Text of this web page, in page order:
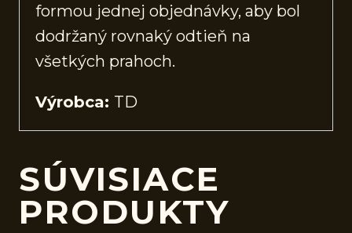
formou jednej objednávky, aby bol
dodržaný rovnaký odtieň na
všetkých prahoch.
Výrobca: TD
SÚVISIACE
PRODUKTY